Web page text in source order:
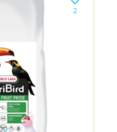
2
Ajouter le